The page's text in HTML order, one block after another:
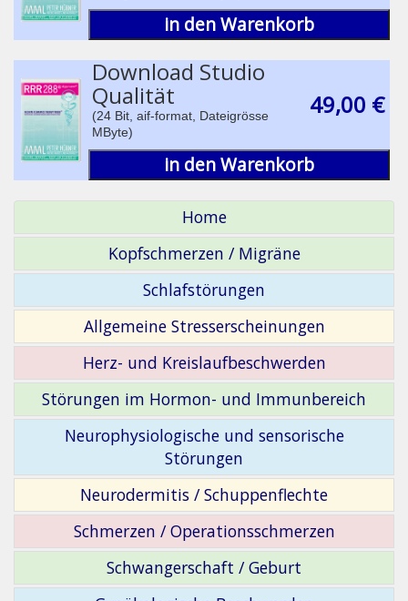
in den Warenkorb
Download Studio
Qualität
(24 Bit, aif-format, Dateigrösse
MByte)
49,00 €
in den Warenkorb
Home
Kopfschmerzen / Migräne
Schlafstörungen
Allgemeine Stresserscheinungen
Herz- und Kreislaufbeschwerden
Störungen im Hormon- und Immunbereich
Neurophysiologische und sensorische
Störungen
Neurodermitis / Schuppenflechte
Schmerzen / Operationsschmerzen
Schwangerschaft / Geburt